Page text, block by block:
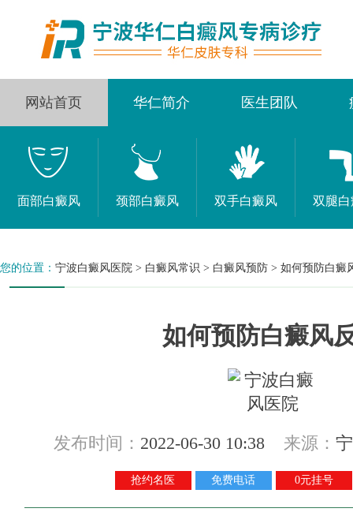
网站首页 华仁简介 医生团队
面部白癜风 颈部白癜风 双手白癜风 双腿
您的位置： 宁波白癜风医院 > 白癜风常识 > 白癜风预防 > 如何预防白癜
如何预防白癜风
发布时间： 2022-06-30 10:38 来源：
抢约名医 免费电话 0元挂号